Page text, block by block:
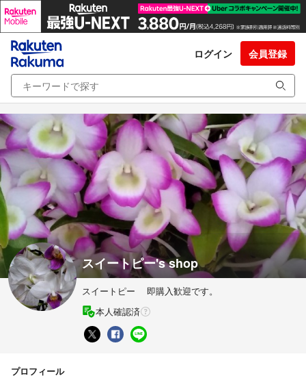
ログイン 会員登録
スイートピー's shop
スイートピー 即購入歓迎です。
本人確認済
プロフィール